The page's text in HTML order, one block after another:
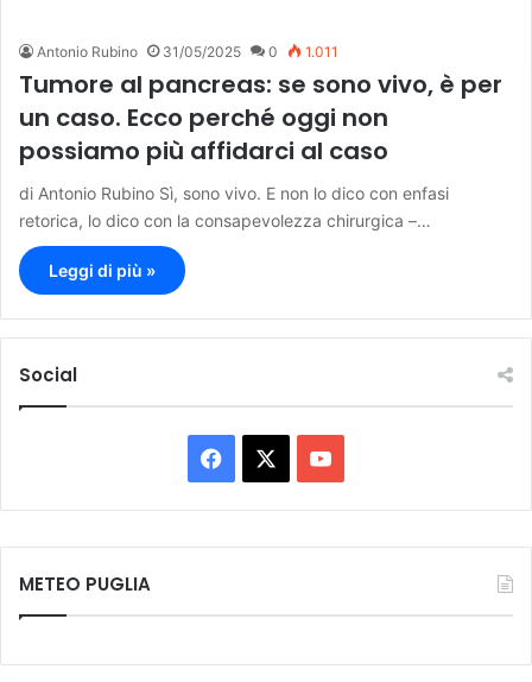
Antonio Rubino 31/05/2025 0 1.011
Tumore al pancreas: se sono vivo, è per
un caso. Ecco perché oggi non
possiamo più affidarci al caso
di Antonio Rubino Sì, sono vivo. E non lo dico con enfasi
retorica, lo dico con la consapevolezza chirurgica –…
Leggi di più »
Social
a
c
o
u
METEO PUGLIA